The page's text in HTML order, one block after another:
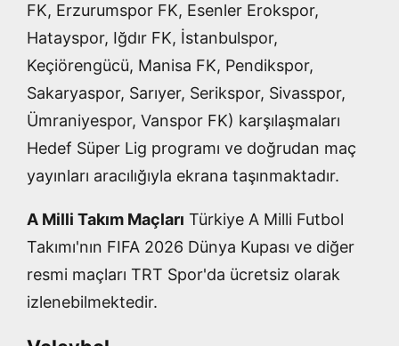
FK, Erzurumspor FK, Esenler Erokspor,
Hatayspor, Iğdır FK, İstanbulspor,
Keçiörengücü, Manisa FK, Pendikspor,
Sakaryaspor, Sarıyer, Serikspor, Sivasspor,
Ümraniyespor, Vanspor FK) karşılaşmaları
Hedef Süper Lig programı ve doğrudan maç
yayınları aracılığıyla ekrana taşınmaktadır.
A Milli Takım Maçları Türkiye A Milli Futbol
Takımı'nın FIFA 2026 Dünya Kupası ve diğer
resmi maçları TRT Spor'da ücretsiz olarak
izlenebilmektedir.